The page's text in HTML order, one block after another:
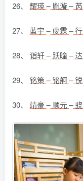
26、 耀瑛–胤漩–
27、 蓝宇 –虔霖 –
28、 诣轩–跃曈–
29、 铭策 –铭舸–
30、 靖豪–顺元–